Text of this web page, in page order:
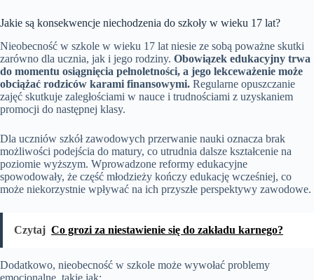
Jakie są konsekwencje niechodzenia do szkoły w wieku 17 lat?
Nieobecność w szkole w wieku 17 lat niesie ze sobą poważne skutki
zarówno dla ucznia, jak i jego rodziny. Obowiązek edukacyjny trwa
do momentu osiągnięcia pełnoletności, a jego lekceważenie może
obciążać rodziców karami finansowymi. Regularne opuszczanie
zajęć skutkuje zaległościami w nauce i trudnościami z uzyskaniem
promocji do następnej klasy.
Dla uczniów szkół zawodowych przerwanie nauki oznacza brak
możliwości podejścia do matury, co utrudnia dalsze kształcenie na
poziomie wyższym. Wprowadzone reformy edukacyjne
spowodowały, że część młodzieży kończy edukację wcześniej, co
może niekorzystnie wpływać na ich przyszłe perspektywy zawodowe.
Czytaj Co grozi za niestawienie się do zakładu karnego?
Dodatkowo, nieobecność w szkole może wywołać problemy
emocjonalne, takie jak: